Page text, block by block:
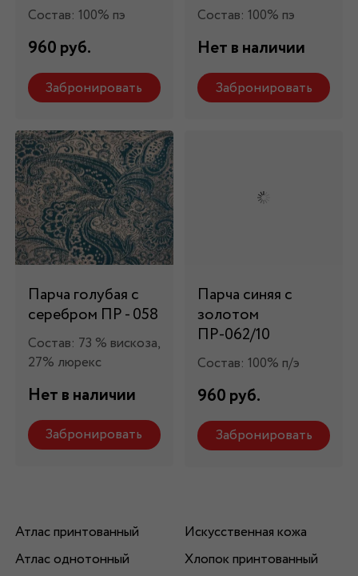
Состав: 100% пэ
960 руб.
Забронировать
Состав: 100% пэ
Нет в наличии
Забронировать
Парча голубая с
серебром ПР - 058
Состав: 73 % вискоза,
27% люрекс
Нет в наличии
Забронировать
Парча синяя с
золотом
ПР-062/10
Состав: 100% п/э
960 руб.
Забронировать
Атлас принтованный
Атлас однотонный
Искусственная кожа
Хлопок принтованный